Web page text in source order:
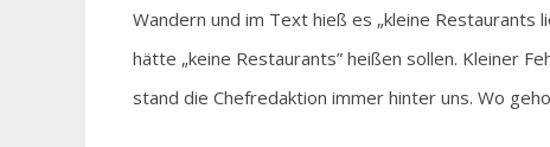
Wandern und im Text hieß es „kleine Restaurants
hätte „keine Restaurants” heißen sollen. Kleiner
stand die Chefredaktion immer hinter uns. Wo